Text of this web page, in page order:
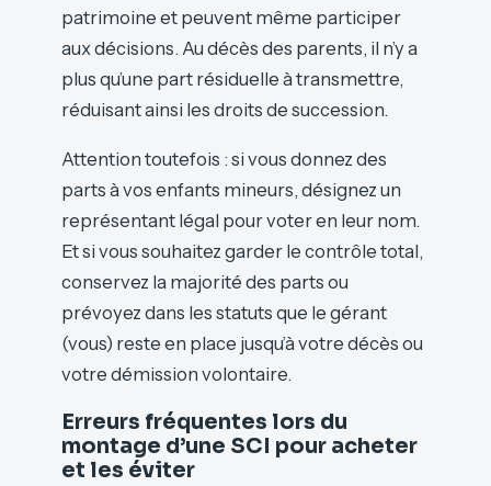
patrimoine et peuvent même participer
aux décisions. Au décès des parents, il n’y a
plus qu’une part résiduelle à transmettre,
réduisant ainsi les droits de succession.
Attention toutefois : si vous donnez des
parts à vos enfants mineurs, désignez un
représentant légal pour voter en leur nom.
Et si vous souhaitez garder le contrôle total,
conservez la majorité des parts ou
prévoyez dans les statuts que le gérant
(vous) reste en place jusqu’à votre décès ou
votre démission volontaire.
Erreurs fréquentes lors du
montage d’une SCI pour acheter
et les éviter